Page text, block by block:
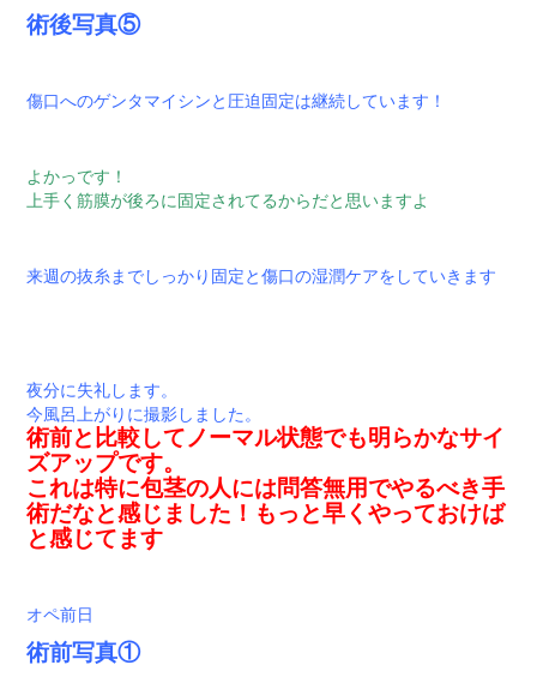
術後写真⑤
傷口へのゲンタマイシンと圧迫固定は継続しています！
よかっです！
上手く筋膜が後ろに固定されてるからだと思いますよ
来週の抜糸までしっかり固定と傷口の湿潤ケアをしていきます
夜分に失礼します。
今風呂上がりに撮影しました。
術前と比較してノーマル状態でも明らかなサイ
ズアップです。
これは特に包茎の人には問答無用でやるべき手
術だなと感じました！もっと早くやっておけば
と感じてます
オペ前日
術前写真①